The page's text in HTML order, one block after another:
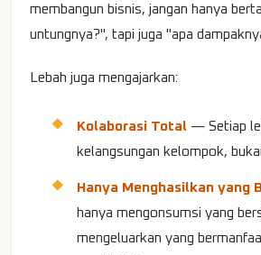
membangun bisnis, jangan hanya
untungnya?", tapi juga "apa
Lebah juga mengajarkan:
Kolaborasi Total — Setiap
kelangsungan kelompok,
Hanya Menghasilkan yang
hanya mengonsumsi yang
mengeluarkan yang